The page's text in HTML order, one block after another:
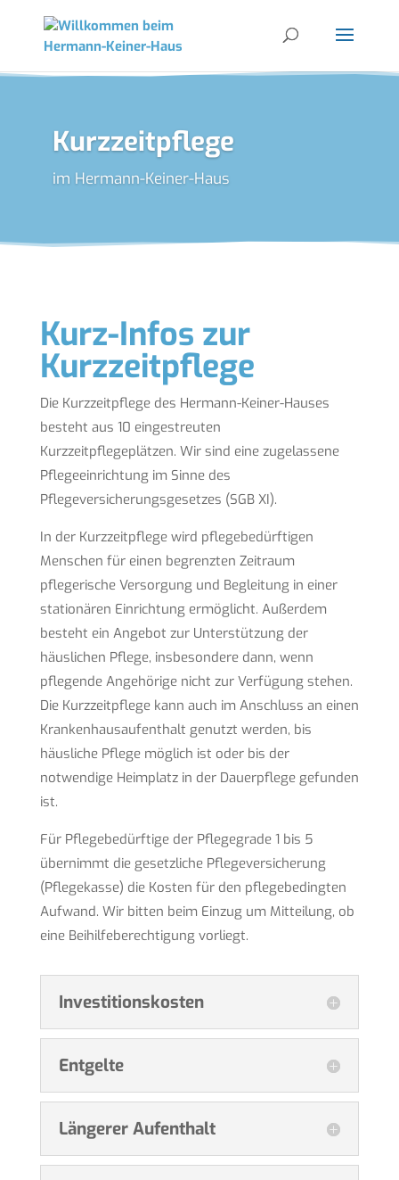
Kurzzeitpflege
im Hermann-Keiner-Haus
Kurz-Infos zur
Kurzzeitpflege
Die Kurzzeitpflege des Hermann-Keiner-Hauses
besteht aus 10 eingestreuten
Kurzzeitpflegeplätzen. Wir sind eine zugelassene
Pflegeeinrichtung im Sinne des
Pflegeversicherungsgesetzes (SGB XI).
In der Kurzzeitpflege wird pflegebedürftigen
Menschen für einen begrenzten Zeitraum
pflegerische Versorgung und Begleitung in einer
stationären Einrichtung ermöglicht. Außerdem
besteht ein Angebot zur Unterstützung der
häuslichen Pflege, insbesondere dann, wenn
pflegende Angehörige nicht zur Verfügung stehen.
Die Kurzzeitpflege kann auch im Anschluss an einen
Krankenhausaufenthalt genutzt werden, bis
häusliche Pflege möglich ist oder bis der
notwendige Heimplatz in der Dauerpflege gefunden
ist.
Für Pflegebedürftige der Pflegegrade 1 bis 5
übernimmt die gesetzliche Pflegeversicherung
(Pflegekasse) die Kosten für den pflegebedingten
Aufwand. Wir bitten beim Einzug um Mitteilung, ob
eine Beihilfeberechtigung vorliegt.
Investitionskosten
Entgelte
Längerer Aufenthalt